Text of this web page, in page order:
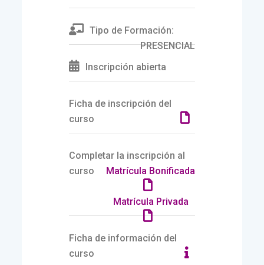
Tipo de Formación:
PRESENCIAL
Inscripción abierta
Ficha de inscripción del
curso
Completar la inscripción al
curso
Matrícula Bonificada
Matrícula Privada
Ficha de información del
curso